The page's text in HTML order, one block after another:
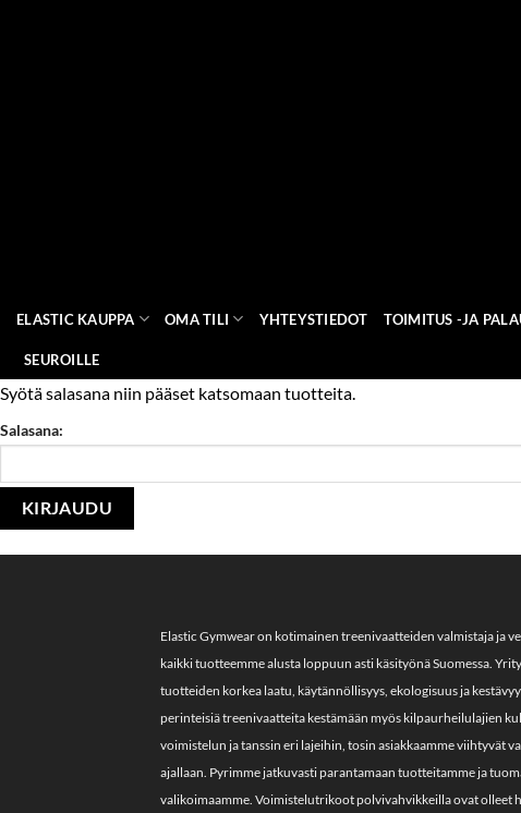
ELASTIC KAUPPA OMA TILI YHTEYSTIEDOT TOIMITUS -JA
SEUROILLE
Syötä salasana niin pääset katsomaan tuotteita.
Salasana:
Elastic Gymwear on kotimainen treenivaatteiden valmistaja ja
kaikki tuotteemme alusta loppuun asti käsityönä Suomessa.
tuotteiden korkea laatu, käytännöllisyys, ekologisuus ja
perinteisiä treenivaatteita kestämään myös kilpaurheilulajien
voimistelun ja tanssin eri lajeihin, tosin asiakkaamme viihtyvät
ajallaan. Pyrimme jatkuvasti parantamaan tuotteitamme ja
valikoimaamme. Voimistelutrikoot polvivahvikkeilla ovat olleet